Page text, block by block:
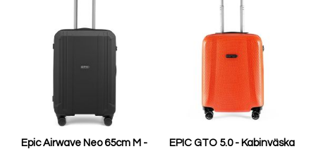
Epic Airwave Neo 65cm M -
EPIC GTO 5.0 - Kabinväska